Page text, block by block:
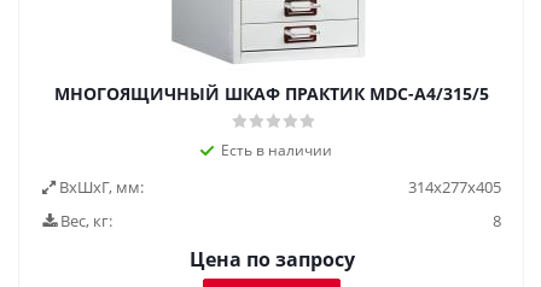
МНОГОЯЩИЧНЫЙ ШКАФ ПРАКТИК MDC-A4/315/5
Есть в наличии
ВxШxГ, мм:
314x277x405
Вес, кг:
8
Цена по запросу